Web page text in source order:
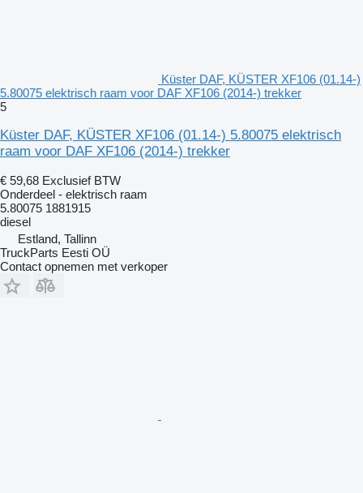
Küster DAF, KÜSTER XF106 (01.14-)
5.80075 elektrisch raam voor DAF XF106 (2014-) trekker
5
Küster DAF, KÜSTER XF106 (01.14-) 5.80075 elektrisch
raam voor DAF XF106 (2014-) trekker
€ 59,68 Exclusief BTW
Onderdeel - elektrisch raam
5.80075 1881915
diesel
Estland, Tallinn
TruckParts Eesti OÜ
Contact opnemen met verkoper